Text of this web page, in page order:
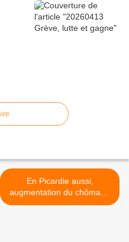
En Picardie aussi,
augmentation du chômage
>